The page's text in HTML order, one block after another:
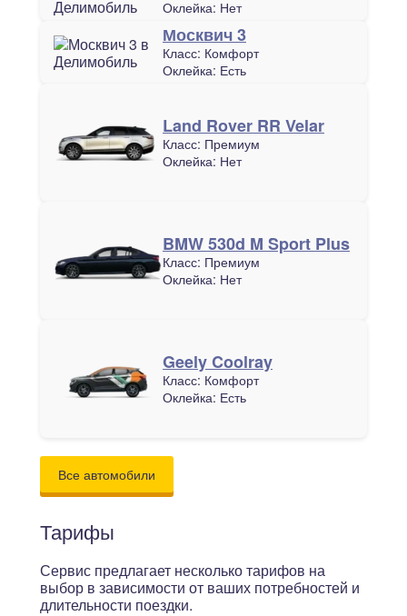
Оклейка: Нет
Москвич 3
Класс: Комфорт
Оклейка: Есть
Land Rover RR Velar
Класс: Премиум
Оклейка: Нет
BMW 530d M Sport Plus
Класс: Премиум
Оклейка: Нет
Geely Coolray
Класс: Комфорт
Оклейка: Есть
Все автомобили
Тарифы
Сервис предлагает несколько тарифов на
выбор в зависимости от ваших потребностей и
длительности поездки.